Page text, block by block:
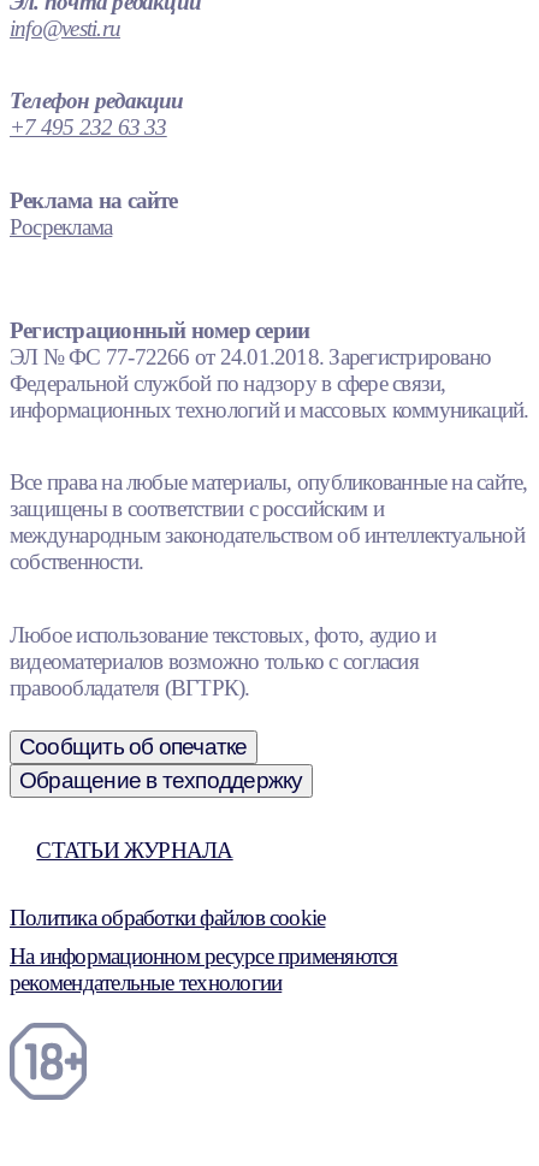
info@vesti.ru
Телефон редакции
+7 495 232 63 33
Реклама на сайте
Росреклама
Регистрационный номер серии
ЭЛ № ФС 77-72266 от 24.01.2018. Зарегистрировано
Федеральной службой по надзору в сфере связи,
информационных технологий и массовых коммуникаций.
Все права на любые материалы, опубликованные на сайте,
защищены в соответствии с российским и
международным законодательством об интеллектуальной
собственности.
Любое использование текстовых, фото, аудио и
видеоматериалов возможно только с согласия
правообладателя (ВГТРК).
Сообщить об опечатке
Обращение в техподдержку
СТАТЬИ ЖУРНАЛА
Политика обработки файлов cookie
На информационном ресурсе применяются
рекомендательные технологии